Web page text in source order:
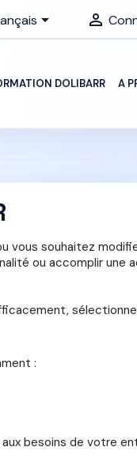
 
DOLIBARR A
vous souhaitez
ou accomplir une
:
besoins de votre